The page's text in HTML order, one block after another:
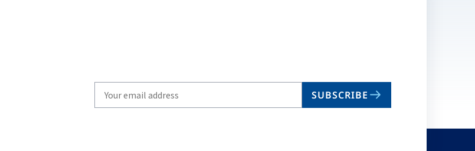
your
SUBSCRIBE